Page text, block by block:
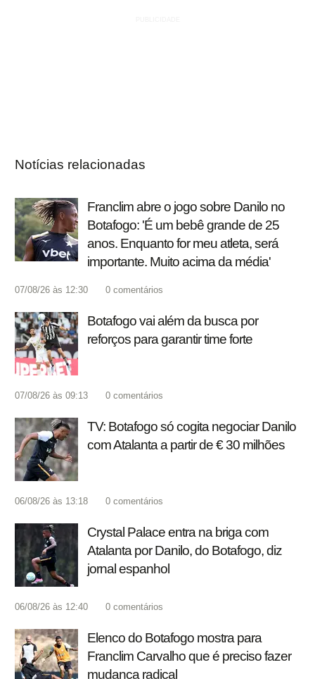
Notícias relacionadas
Franclim abre o jogo sobre Danilo no
Botafogo: 'É um bebê grande de 25
anos. Enquanto for meu atleta, será
importante. Muito acima da média'
07/08/26 às 12:30 0 comentários
Botafogo vai além da busca por
reforços para garantir time forte
07/08/26 às 09:13 0 comentários
TV: Botafogo só cogita negociar Danilo
com Atalanta a partir de € 30 milhões
06/08/26 às 13:18 0 comentários
Crystal Palace entra na briga com
Atalanta por Danilo, do Botafogo, diz
jornal espanhol
06/08/26 às 12:40 0 comentários
Elenco do Botafogo mostra para
Franclim Carvalho que é preciso fazer
mudança radical